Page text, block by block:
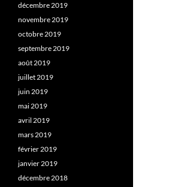
décembre 2019
novembre 2019
octobre 2019
septembre 2019
août 2019
juillet 2019
juin 2019
mai 2019
avril 2019
mars 2019
février 2019
janvier 2019
décembre 2018